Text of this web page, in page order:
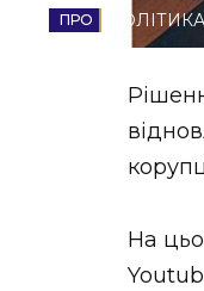
ПОЛІТИКА
На